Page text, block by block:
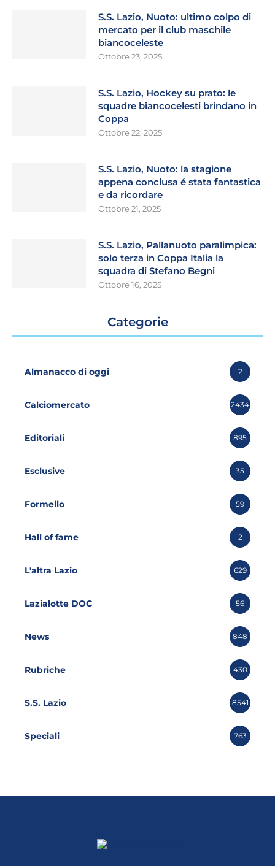
S.S. Lazio, Nuoto: ultimo colpo di
mercato per il club maschile
biancoceleste
Ottobre 23, 2025
S.S. Lazio, Hockey su prato: le
squadre biancocelesti brindano in
Coppa
Ottobre 22, 2025
S.S. Lazio, Nuoto: la stagione
appena conclusa é stata fantastica
e da ricordare
Ottobre 21, 2025
S.S. Lazio, Pallanuoto paralimpica:
solo terza in Coppa Italia la
squadra di Stefano Begni
Ottobre 16, 2025
Categorie
Almanacco di oggi 2
Calciomercato 2434
Editoriali 895
Esclusive 35
Formello 59
Hall of fame 2
L'altra Lazio 629
Lazialotte DOC 56
News 848
Rubriche 430
S.S. Lazio 8541
Speciali 763